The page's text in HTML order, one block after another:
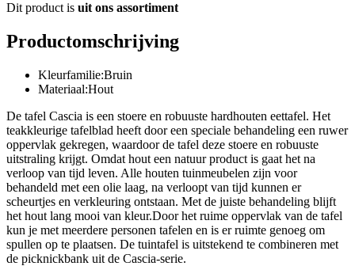
Dit product is uit ons assortiment
Productomschrijving
Kleurfamilie:Bruin
Materiaal:Hout
De tafel Cascia is een stoere en robuuste hardhouten eettafel. Het
teakkleurige tafelblad heeft door een speciale behandeling een ruwer
oppervlak gekregen, waardoor de tafel deze stoere en robuuste
uitstraling krijgt. Omdat hout een natuur product is gaat het na
verloop van tijd leven. Alle houten tuinmeubelen zijn voor
behandeld met een olie laag, na verloopt van tijd kunnen er
scheurtjes en verkleuring ontstaan. Met de juiste behandeling blijft
het hout lang mooi van kleur.Door het ruime oppervlak van de tafel
kun je met meerdere personen tafelen en is er ruimte genoeg om
spullen op te plaatsen. De tuintafel is uitstekend te combineren met
de picknickbank uit de Cascia-serie.